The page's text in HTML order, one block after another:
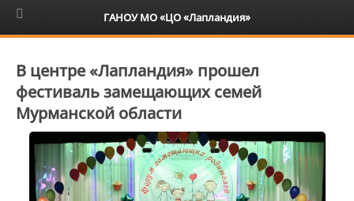
6+
В центре «Лапландия» прошел
фестиваль замещающих семей
Мурманской области
ГАНОУ МО «ЦО «Лапландия»